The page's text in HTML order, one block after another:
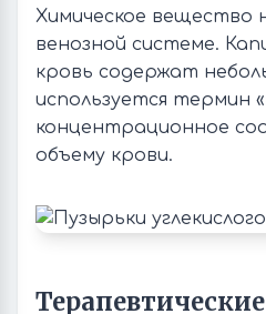
Химическое вещество
венозной системе.
кровь содержат
используется термин
концентрационное
объему крови.